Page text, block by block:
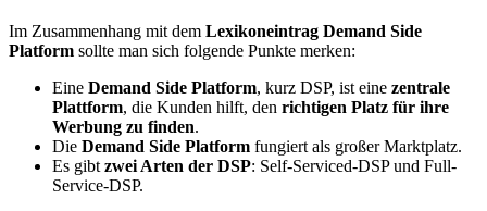
Im Zusammenhang mit dem Lexikoneintrag Demand Side
Platform sollte man sich folgende Punkte merken:
Eine Demand Side Platform, kurz DSP, ist eine zentrale
Plattform, die Kunden hilft, den richtigen Platz für ihre
Werbung zu finden.
Die Demand Side Platform fungiert als großer Marktplatz.
Es gibt zwei Arten der DSP: Self-Serviced-DSP und Full-
Service-DSP.